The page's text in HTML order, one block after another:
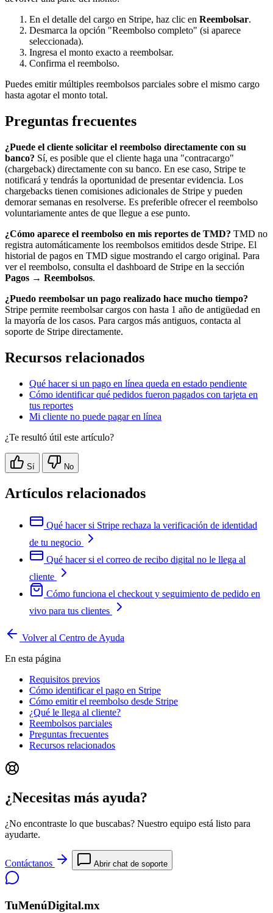
En el detalle del cargo en Stripe, haz clic en Reembolsar.
Desmarca la opción "Reembolso completo" (si aparece
seleccionada).
Ingresa el monto exacto a reembolsar.
Confirma el reembolso.
Puedes emitir múltiples reembolsos parciales sobre el mismo cargo
hasta agotar el monto total.
Preguntas frecuentes
¿Puede el cliente solicitar el reembolso directamente con su
banco? Sí, es posible que el cliente haga una "contracargo"
(chargeback) directamente con su banco. En ese caso, Stripe te
notificará y tendrás la oportunidad de presentar evidencia. Los
chargebacks tienen comisiones adicionales de Stripe y pueden
demorar semanas en resolverse. Es preferible ofrecer el reembolso
voluntariamente antes de que llegue a ese punto.
¿Cómo aparece el reembolso en mis reportes de TMD? TMD no
registra automáticamente los reembolsos emitidos desde Stripe. El
historial de pagos en TMD sigue mostrando el cargo original. Para
ver el reembolso, consulta el dashboard de Stripe en la sección
Pagos → Reembolsos.
¿Puedo reembolsar un pago realizado hace mucho tiempo?
Stripe permite reembolsar cargos con hasta 1 año de antigüedad en
la mayoría de los casos. Para cargos más antiguos, contacta al
soporte de Stripe directamente.
Recursos relacionados
Qué hacer si un pago en línea queda en estado pendiente
Cómo identificar qué pedidos fueron pagados con tarjeta en
tus reportes
Mi cliente no puede pagar en línea
¿Te resultó útil este artículo?
Sí No
Artículos relacionados
Qué hacer si Stripe rechaza la verificación de identidad
de tu negocio
Qué hacer si el correo de recibo digital no le llega al
cliente
Cómo funciona el checkout y seguimiento de pedido en
vivo para tus clientes
Volver al Centro de Ayuda
En esta página
Requisitos previos
Cómo identificar el pago en Stripe
Cómo emitir el reembolso desde Stripe
¿Qué le llega al cliente?
Reembolsos parciales
Preguntas frecuentes
Recursos relacionados
¿Necesitas más ayuda?
¿No encontraste lo que buscabas? Nuestro equipo está listo para
ayudarte.
Contáctanos Abrir chat de soporte
TuMenúDigital.mx